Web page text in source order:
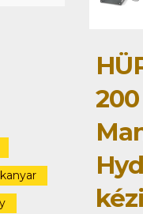
kanyar
200
kézi